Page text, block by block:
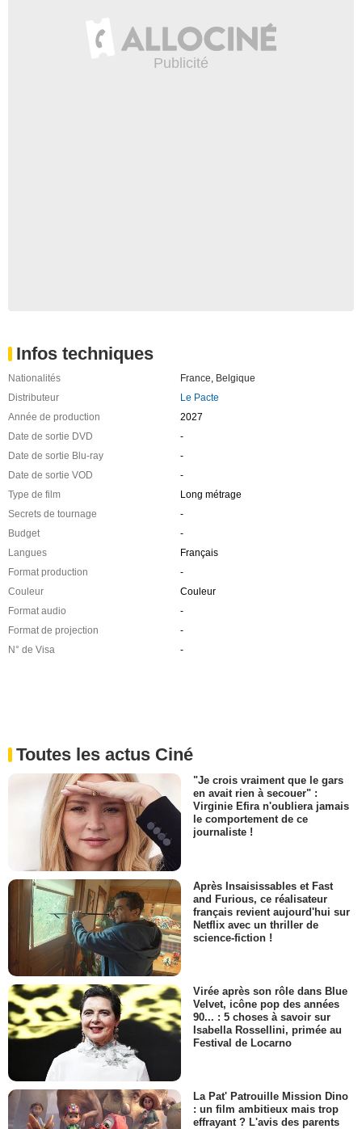
Infos techniques
Nationalités France, Belgique
Distributeur
Le Pacte
Année de production
2027
Date de sortie DVD
-
Date de sortie Blu-ray
-
Date de sortie VOD
-
Type de film
Long métrage
Secrets de tournage
-
Budget
-
Langues
Français
Format production
-
Couleur
Couleur
Format audio
-
Format de projection
-
N° de Visa
-
Toutes les actus Ciné
"Je crois vraiment que le gars
en avait rien à secouer" :
Virginie Efira n'oubliera jamais
le comportement de ce
journaliste !
Après Insaisissables et Fast
and Furious, ce réalisateur
français revient aujourd'hui sur
Netflix avec un thriller de
science-fiction !
Virée après son rôle dans Blue
Velvet, icône pop des années
90... : 5 choses à savoir sur
Isabella Rossellini, primée au
Festival de Locarno
La Pat' Patrouille Mission Dino
: un film ambitieux mais trop
effrayant ? L'avis des parents